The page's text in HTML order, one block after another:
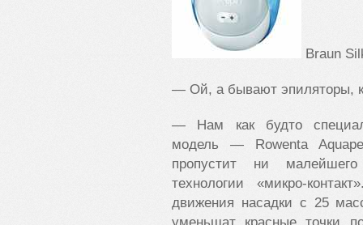
Braun
— Ой, а бывают эпиляторы,
— Нам как будто
модель — Rowenta
пропустит ни малейшего
технологии «микро-
движения насадки с 25